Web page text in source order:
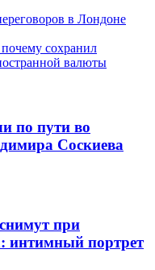
в Лондоне
сохранил
валюты
по пути во
Соскиева
при
интимный портрет